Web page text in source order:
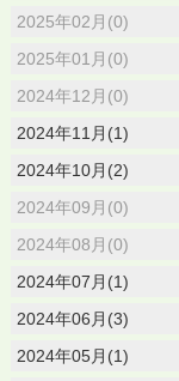
2025年02月(0)
2025年01月(0)
2024年12月(0)
2024年11月(1)
2024年10月(2)
2024年09月(0)
2024年08月(0)
2024年07月(1)
2024年06月(3)
2024年05月(1)